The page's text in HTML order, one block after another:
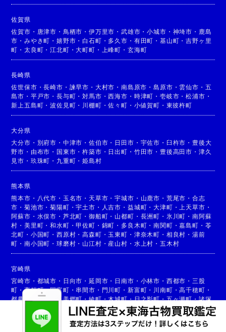
佐賀県
佐賀市 ・ 唐津市 ・ 鳥栖市 ・伊万里市 ・武雄市 ・小城市 ・ 神埼市 ・ 鹿島
市 ・みやき町 ・嬉野市 ・ 白石町 ・ 多久市 ・ 有田町 ・ 基山町 ・吉野ヶ里
町 ・太良町 ・江北町 ・大町町 ・ 上峰町 ・ 玄海町
長崎県
佐世保市 ・長崎市 ・ 諫早市 ・ 大村市 ・南島原市 ・島原市 ・ 雲仙市 ・ 五
島市 ・ 平戸市 ・長与町 ・対馬市 ・西海市 ・ 時津町 ・ 壱岐市 ・松浦市 ・
新上五島町 ・波佐見町 ・ 川棚町 ・佐々町 ・ 小値賀町 ・ 東彼杵町
大分県
大分市 ・ 別府市 ・ 中津市 ・佐伯市 ・ 日田市 ・ 宇佐市 ・ 臼杵市 ・ 豊後大
野市 ・ 由布市 ・ 国東市 ・杵築市 ・ 日出町 ・ 竹田市 ・ 豊後高田市 ・ 津久
見市 ・ 玖珠町 ・ 九重町 ・姫島村
熊本県
熊本市 ・ 八代市 ・ 玉名市 ・ 天草市 ・宇城市 ・ 山鹿市 ・ 荒尾市 ・ 合志
市 ・菊池市 ・菊陽町 ・宇土市 ・ 人吉市 ・ 益城町 ・大津町 ・ 上天草市 ・
阿蘇市 ・ 水俣市 ・ 芦北町 ・御船町 ・ 山都町 ・ 長洲町 ・ 氷川町 ・ 南阿蘇
村 ・美里町 ・和水町 ・甲佐町 ・ 錦町 ・ 多良木町 ・南関町 ・嘉島町 ・ 苓
北町 ・ 小国町 ・西原村 ・高森町 ・ 玉東町 ・ 津奈木町 ・ 相良村 ・ 湯前
町 ・南小国町 ・球磨村 ・ 山江村 ・ 産山村 ・ 水上村 ・ 五木村
宮崎県
宮崎市 ・ 都城市 ・ 日向市 ・延岡市 ・ 日南市 ・ 小林市 ・ 西都市 ・ 三股
町 ・高鍋町・国富町 ・ 串間市 ・ 門川町 ・ 新富町 ・ 川南町 ・高千穂町 ・
都農町
高原町 ・美郷町・綾町・木城町・日之影町・五ヶ瀬町・諸塚
椎葉村・ 西米良村